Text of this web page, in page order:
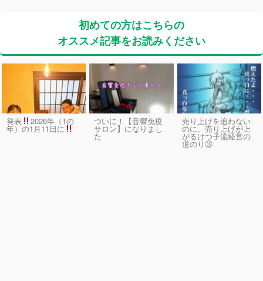
初めての方はこちらの
オススメ記事をお読みください
発表 2026年（1の
年）の1月11日に
ついに！【音響免疫
サロン】になりまし
た
売り上げを追わない
のに、売り上げが上
がるけつ子流経営の
道のり③